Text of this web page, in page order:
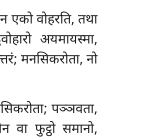
एको वोहरति, तथा
अयमायस्मा,
मनसिकरोता, नो
पञ्ञवता,
वा फुट्ठो समानो,